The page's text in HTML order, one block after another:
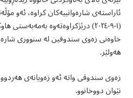
ئاراستەی شارەوانییەکان کراوە، ئەو
(١-٩-٢٠٢٤) درێژکراوەتەوە
خاوەنی زەوی سندوقین لە سنووری
هەولێر.
زەوی سندوقی واتە ئەو زەویانەی
نێوان دووخانوو.